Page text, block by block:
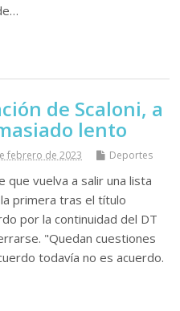
de Scaloni, a
lento
febrero de 2023 Deportes
que vuelva a salir una lista
primera tras el título
por la continuidad del DT
"Quedan cuestiones
todavía no es acuerdo.